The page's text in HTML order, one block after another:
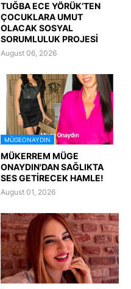
TUĞBA ECE YÖRÜK’TEN
ÇOCUKLARA UMUT
OLACAK SOSYAL
SORUMLULUK PROJESİ
August 06, 2026
MÜGEONAYDIN
MÜKERREM MÜGE
ONAYDIN'DAN SAĞLIKTA
SES GETİRECEK HAMLE!
August 01, 2026